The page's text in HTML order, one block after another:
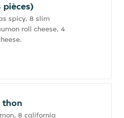
spicy, 8 slim
roll cheese, 4
thon
8 california